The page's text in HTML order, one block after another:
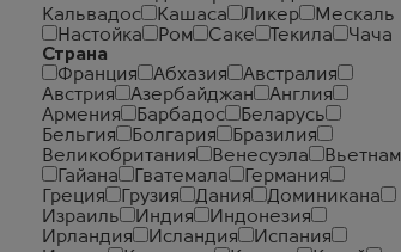
Кальвадос
Кашаса Ликер
Мескаль
Настойка
Ром Саке Текила
Чача
Страна
Франция
Абхазия
Австралия
Австрия
Азербайджан
Англия
Армения
Барбадос
Беларусь
Бельгия
Болгария
Бразилия
Великобритания
Венесуэла
Вьетнам
Гайана
Гватемала
Германия
Греция
Грузия Дания
Доминикана
Израиль
Индия
Индонезия
Ирландия
Исландия
Испания